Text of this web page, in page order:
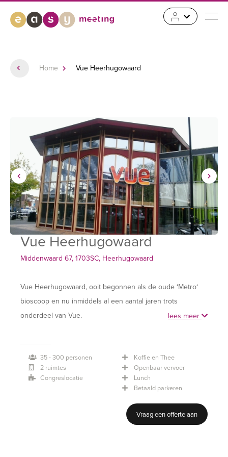
Home Vue Heerhugowaard
Vue Heerhugowaard
Middenwaard 67, 1703SC, Heerhugowaard
Vue Heerhugowaard, ooit begonnen als de oude ‘Metro‘
bioscoop en nu inmiddels al een aantal jaren trots
onderdeel van Vue.
Heerhugowaard, het grote overdekte winkelcentrum en
diverse leuke en goede restaurants op steenworp afstand,
is deze bioscoop onmisbaar geworden voor de
Heerhugowaarder en omstreken.
Bent u op zoek naar een zaal op een unieke locatie? Onze
lees meer
35 - 300 personen
2 ruimtes
Congreslocatie
Koffie en Thee
Openbaar vervoer
Lunch
Betaald parkeren
Vraag een offerte aan